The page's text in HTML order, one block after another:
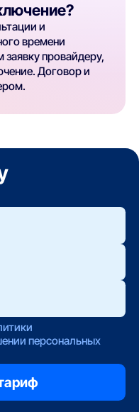
и
времени
провайдеру,
Договор и
персональных